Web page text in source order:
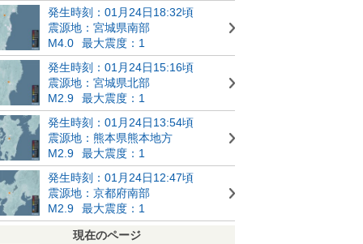
発生時刻：01月24日18:32頃
震源地：宮城県南部
M4.0
最大震度：1
発生時刻：01月24日15:16頃
震源地：宮城県北部
M2.9
最大震度：1
発生時刻：01月24日13:54頃
震源地：熊本県熊本地方
M2.9
最大震度：1
発生時刻：01月24日12:47頃
震源地：京都府南部
M2.9
最大震度：1
現在のページ